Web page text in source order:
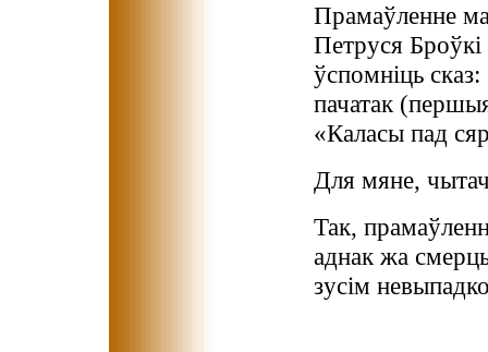
Прамаўленне
Петруся
ўспомніць
пачатак
«Каласы пад
Для мяне,
Так,
аднак жа
зусім